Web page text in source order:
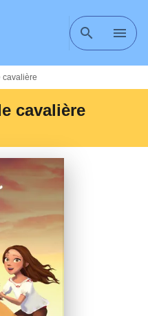
search menu
cavalière
cavalière